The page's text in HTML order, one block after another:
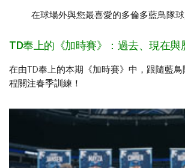
在球場外與您最喜愛的多倫多藍鳥隊球
TD奉上的《加時賽》：過去、現在與
在由TD奉上的本期《加時賽》中，跟隨藍
程關注春季訓練！